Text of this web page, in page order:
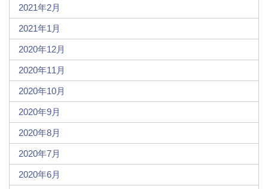
2021年2月
2021年1月
2020年12月
2020年11月
2020年10月
2020年9月
2020年8月
2020年7月
2020年6月